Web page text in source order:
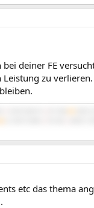
deiner FE
zu
etc das thema